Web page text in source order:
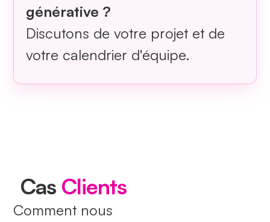
générative ?
Discutons de votre projet et de
votre calendrier d'équipe.
Cas Clients
Comment nous